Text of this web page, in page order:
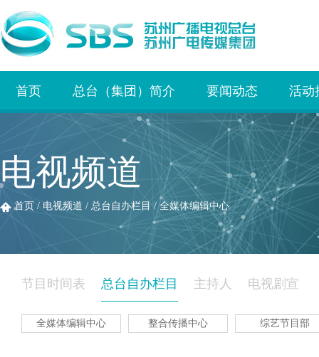
首页 总台（集团）简介 要闻动态 活动
电视频道
首页 / 电视频道 / 总台自办栏目 /全媒体编辑中心
节目时间表 总台自办栏目
全媒体编辑中心 整合传播中心 综艺节目部
主持人 电视剧宣